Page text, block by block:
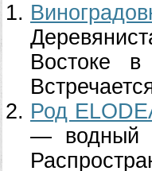
Востоке
Род
— водный